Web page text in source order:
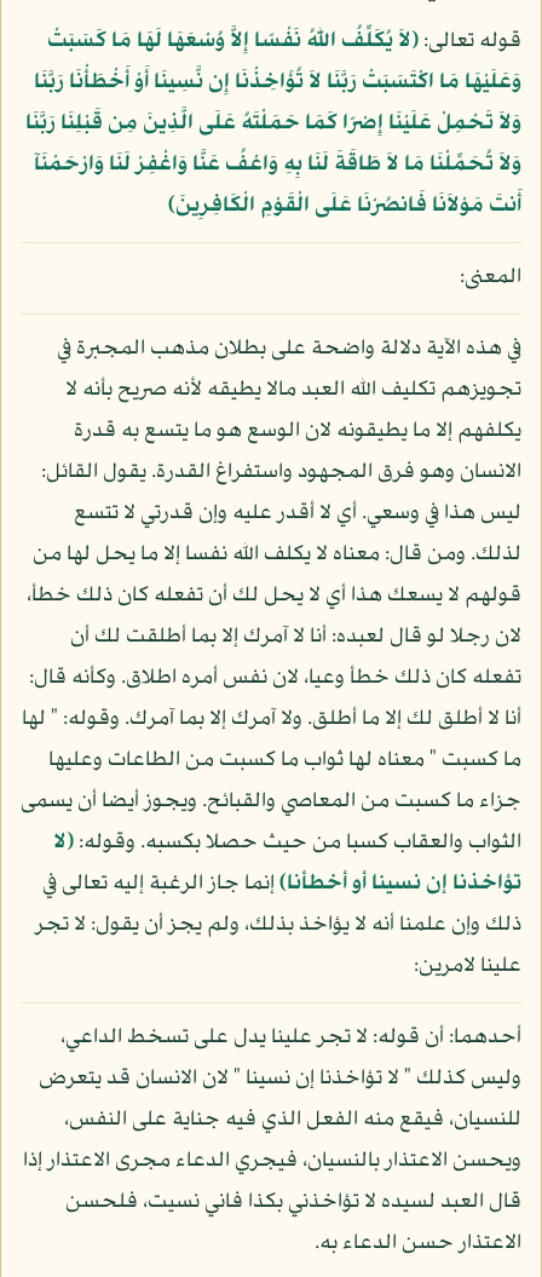
قوله تعالى:﴿لاَ يُكَلِّفُ اللّهُ نَفْسًا إِلاَّ وُسْعَهَا لَهَا مَا كَسَبَتْ
وَعَلَيْهَا مَا اكْتَسَبَتْ رَبَّنَا لاَ تُؤَاخِذْنَا إِن نَّسِينَا أَوْ أَخْطَأْنَا رَبَّنَا
وَلاَ تَحْمِلْ عَلَيْنَا إِصْرًا كَمَا حَمَلْتَهُ عَلَى الَّذِينَ مِن قَبْلِنَا رَبَّنَا
وَلاَ تُحَمِّلْنَا مَا لاَ طَاقَةَ لَنَا بِهِ وَاعْفُ عَنَّا وَاغْفِرْ لَنَا وَارْحَمْنَآ
أَنتَ مَوْلاَنَا فَانصُرْنَا عَلَى الْقَوْمِ الْكَافِرِينَ﴾
المعنى:
في هذه الآية دلالة واضحة على بطلان مذهب المجبرة في
تجويزهم تكليف الله العبد مالا يطيقه لأنه صريح بأنه لا
يكلفهم إلا ما يطيقونه لان الوسع هو ما يتسع به قدرة
الانسان وهو فرق المجهود واستفراغ القدرة. يقول القائل:
ليس هذا في وسعي. أي لا أقدر عليه وإن قدرتي لا تتسع
لذلك. ومن قال: معناه لا يكلف الله نفسا إلا ما يحل لها من
قولهم لا يسعك هذا أي لا يحل لك أن تفعله كان ذلك خطأ،
لان رجلا لو قال لعبده: أنا لا آمرك إلا بما أطلقت لك أن
تفعله كان ذلك خطأ وعيا، لان نفس أمره اطلاق. وكأنه قال:
أنا لا أطلق لك إلا ما أطلق. ولا آمرك إلا بما آمرك. وقوله: " لها
ما كسبت " معناه لها ثواب ما كسبت من الطاعات وعليها
جزاء ما كسبت من المعاصي والقبائح. ويجوز أيضا أن يسمى
الثواب والعقاب كسبا من حيث حصلا بكسبه. وقوله:(لا
تؤاخذنا إن نسينا أو أخطأنا)إنما جاز الرغبة إليه تعالى في
ذلك وإن علمنا أنه لا يؤاخذ بذلك، ولم يجز أن يقول: لا تجر
علينا لامرين:
أحدهما: أن قوله: لا تجر علينا يدل على تسخط الداعي،
وليس كذلك " لا تؤاخذنا إن نسينا " لان الانسان قد يتعرض
للنسيان، فيقع منه الفعل الذي فيه جناية على النفس،
ويحسن الاعتذار بالنسيان، فيجري الدعاء مجرى الاعتذار إذا
قال العبد لسيده لا تؤاخذني بكذا فاني نسيت، فلحسن
الاعتذار حسن الدعاء به.